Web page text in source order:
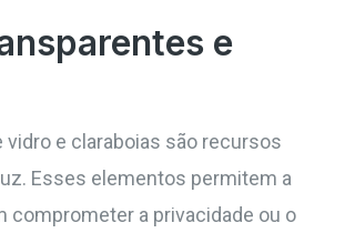
e
e claraboias são recursos
Esses elementos permitem a
comprometer a privacidade ou o